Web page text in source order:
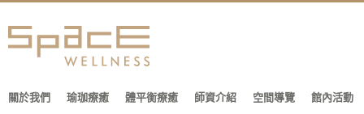
關於我們 瑜珈療癒 體平衡療癒 師資介紹 空間導覽 館內活動